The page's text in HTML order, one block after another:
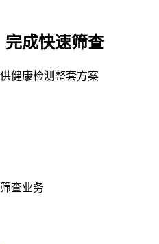
完成快速筛查
健康检测整套方案
查业务